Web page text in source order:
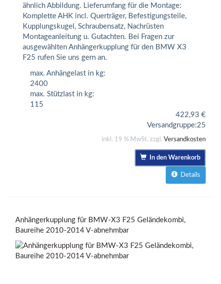
ähnlich Abbildung. Lieferumfang für die Montage:
Komplette AHK incl. Querträger, Befestigungsteile,
Kupplungskugel, Schraubensatz, Nachrüsten
Montageanleitung u. Gutachten. Bei Fragen zur
ausgewählten Anhängerkupplung für den BMW X3
F25 rufen Sie uns gern an.
max. Anhängelast in kg:
2400
max. Stützlast in kg:
115
422,93 €
Versandgruppe:25
inkl. 19 % MwSt. zzgl. Versandkosten
In den Warenkorb
Details
Anhängerkupplung für BMW-X3 F25 Geländekombi,
Baureihe 2010-2014 V-abnehmbar